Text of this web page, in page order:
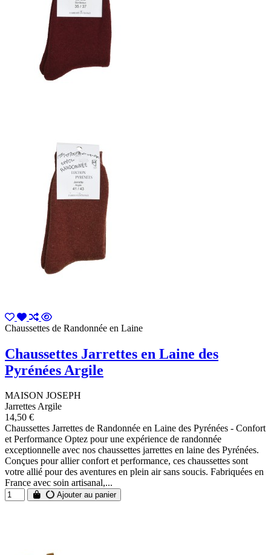
Chaussettes de Randonnée en Laine
Chaussettes Jarrettes en Laine des
Pyrénées Argile
MAISON JOSEPH
Jarrettes Argile
14,50 €
Chaussettes Jarrettes de Randonnée en Laine des Pyrénées - Confort
et Performance Optez pour une expérience de randonnée
exceptionnelle avec nos chaussettes jarrettes en laine des Pyrénées.
Conçues pour allier confort et performance, ces chaussettes sont
votre allié pour des aventures en plein air sans soucis. Fabriquées en
France avec soin artisanal,...
Ajouter au panier